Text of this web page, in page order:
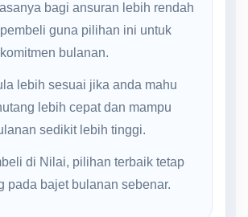
bagi ansuran lebih rendah
guna pilihan ini untuk
bulanan.
lebih sesuai jika anda mahu
lebih cepat dan mampu
sedikit lebih tinggi.
di Nilai, pilihan terbaik tetap
pada bajet bulanan sebenar.